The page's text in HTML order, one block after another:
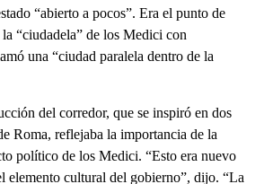
“abierto a pocos”. Era el punto de
“ciudadela” de los Medici con
una “ciudad paralela dentro de la
del corredor, que se inspiró en dos
Roma, reflejaba la importancia de la
político de los Medici. “Esto era nuevo
elemento cultural del gobierno”, dijo. “La